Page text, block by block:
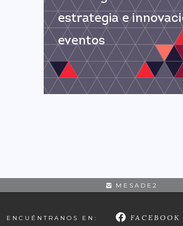
MESADE2
ENCUÉNTRANOS EN: FACEBOOK